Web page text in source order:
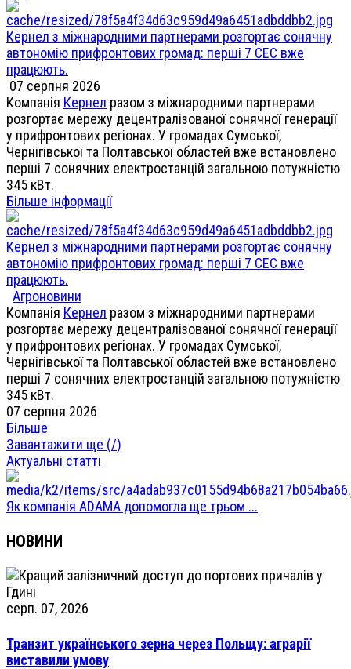
Кернел з міжнародними партнерами розгортає сонячну
автономію прифронтових громад: перші 7 СЕС вже
працюють.
07 серпня 2026
Компанія Кернел разом з міжнародними партнерами
розгортає мережу децентралізованої сонячної генерації
у прифронтових регіонах. У громадах Сумської,
Чернігівської та Полтавської областей вже встановлено
перші 7 сонячних електростанцій загальною потужністю
345 кВт.
Більше інформації
Кернел з міжнародними партнерами розгортає сонячну
автономію прифронтових громад: перші 7 СЕС вже
працюють.
Агроновини
Компанія Кернел разом з міжнародними партнерами
розгортає мережу децентралізованої сонячної генерації
у прифронтових регіонах. У громадах Сумської,
Чернігівської та Полтавської областей вже встановлено
перші 7 сонячних електростанцій загальною потужністю
345 кВт.
07 серпня 2026
Більше
Завантажити ще (/)
Актуальні статті
Як компанія ADAMA допомогла ще трьом ...
НОВИНИ
серп. 07, 2026
Транзит українського зерна через Польщу: аграрії
виставили умову